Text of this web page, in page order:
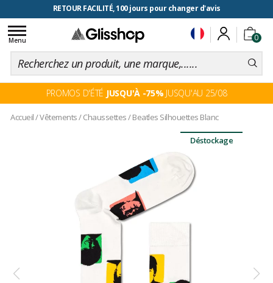
RETOUR FACILITÉ, 100 jours pour changer d'avis
0
Toggle
navigation
Menu
PROMOS D'ÉTÉ JUSQU'À -75% JUSQU'AU 25/08
Accueil/Vêtements/Chaussettes/Beatles Silhouettes Blanc
Déstockage